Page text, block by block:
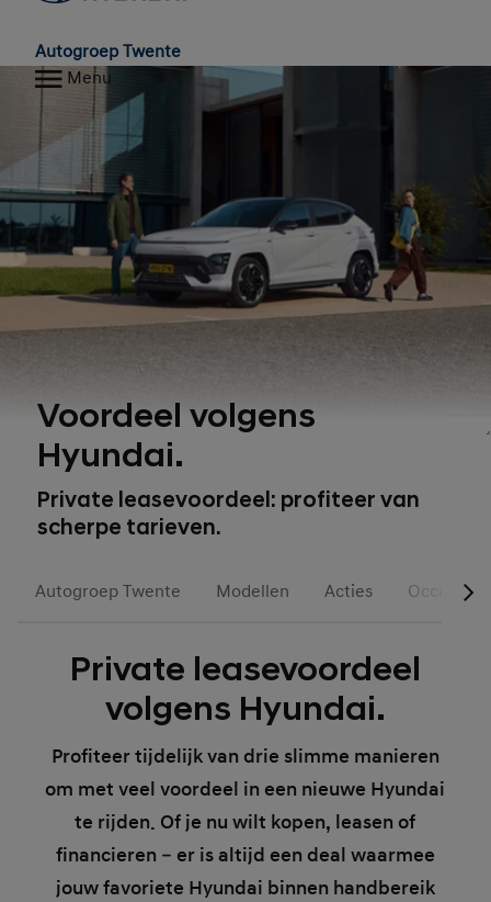
Autogroep Twente
Menu
Voordeel volgens
Hyundai.
Private leasevoordeel: profiteer van
scherpe tarieven.
Autogroep Twente Modellen Acties Occasions
Private leasevoordeel
volgens Hyundai.
Profiteer tijdelijk van drie slimme manieren
om met veel voordeel in een nieuwe Hyundai
te rijden. Of je nu wilt kopen, leasen of
financieren – er is altijd een deal waarmee
jouw favoriete Hyundai binnen handbereik